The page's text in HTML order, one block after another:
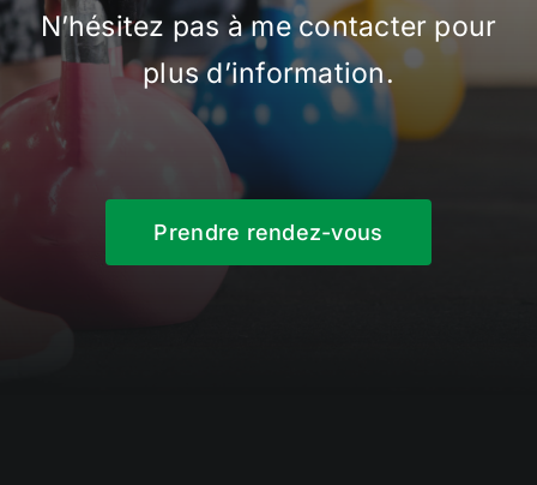
N’hésitez pas à me contacter pour
plus d’information.
Prendre rendez-vous